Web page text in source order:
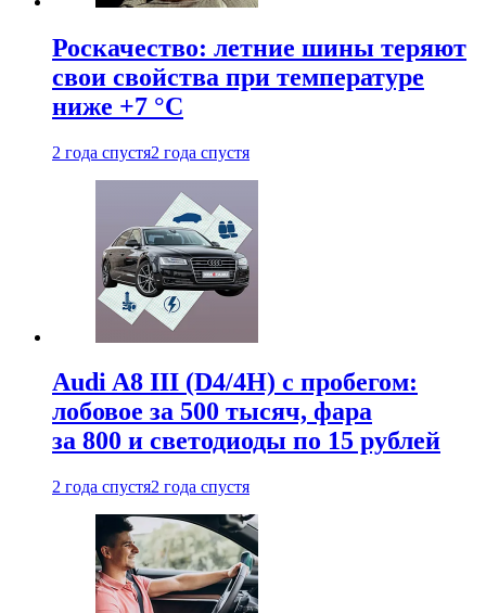
Роскачество: летние шины теряют
свои свойства при температуре
ниже +7 °C
2 года спустя2 года спустя
Audi A8 III (D4/4H) c пробегом:
лобовое за 500 тысяч, фара
за 800 и светодиоды по 15 рублей
2 года спустя2 года спустя